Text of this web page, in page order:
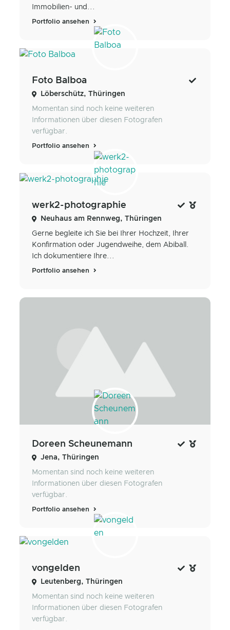
Immobilien- und...
Portfolio ansehen
Foto Balboa
Löberschütz, Thüringen
Momentan sind noch keine weiteren
Informationen über diesen Fotografen
verfügbar.
Portfolio ansehen
werk2-photographie
Neuhaus am Rennweg, Thüringen
Gerne begleite ich Sie bei Ihrer Hochzeit, Ihrer
Konfirmation oder Jugendweihe, dem Abiball.
Ich dokumentiere Ihre...
Portfolio ansehen
Doreen Scheunemann
Jena, Thüringen
Momentan sind noch keine weiteren
Informationen über diesen Fotografen
verfügbar.
Portfolio ansehen
vongelden
Leutenberg, Thüringen
Momentan sind noch keine weiteren
Informationen über diesen Fotografen
verfügbar.